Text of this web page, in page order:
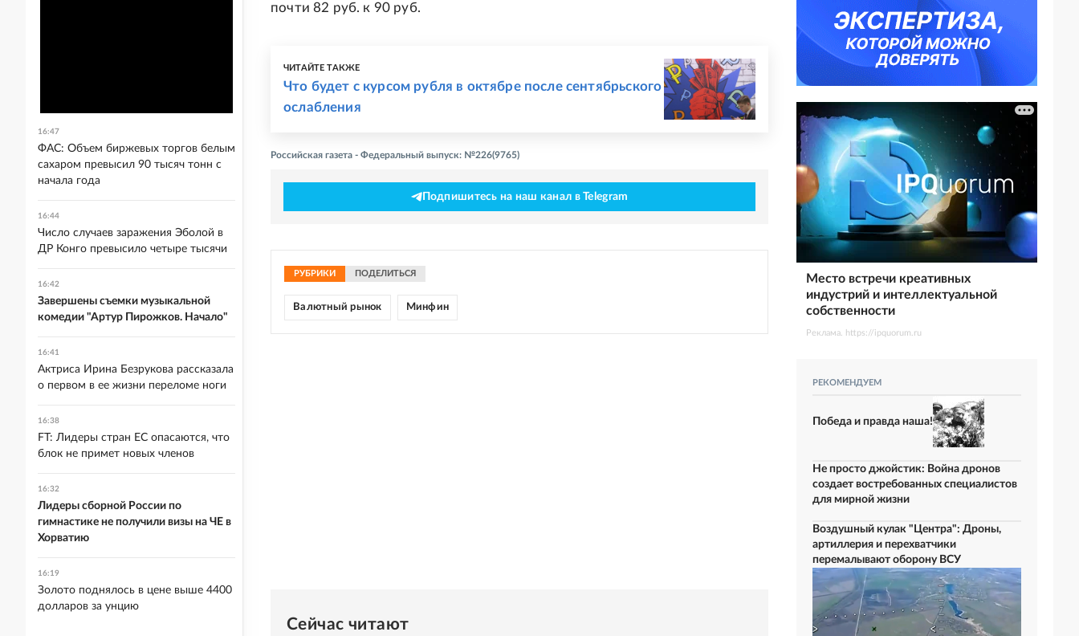
почти 82 руб. к 90 руб.
ЧИТАЙТЕ ТАКЖЕ
Что будет с курсом рубля в октябре после сентябрьского
ослабления
Российская газета - Федеральный выпуск: №226(9765)
Подпишитесь на наш канал в Telegram
РУБРИКИ ПОДЕЛИТЬСЯ
Валютный рынок Минфин
Сейчас читают
Место встречи креативных
индустрий и интеллектуальной
собственности
Реклама. https://ipquorum.ru
РЕКОМЕНДУЕМ
Победа и правда наша!
Не просто джойстик: Война дронов
создает востребованных специалистов
для мирной жизни
Воздушный кулак "Центра": Дроны,
артиллерия и перехватчики
перемалывают оборону ВСУ
16:47
ФАС: Объем биржевых торгов белым
сахаром превысил 90 тысяч тонн с
начала года
16:44
Число случаев заражения Эболой в
ДР Конго превысило четыре тысячи
16:42
Завершены съемки музыкальной
комедии "Артур Пирожков. Начало"
16:41
Актриса Ирина Безрукова рассказала
о первом в ее жизни переломе ноги
16:38
FT: Лидеры стран ЕС опасаются, что
блок не примет новых членов
16:32
Лидеры сборной России по
гимнастике не получили визы на ЧЕ в
Хорватию
16:19
Золото поднялось в цене выше 4400
долларов за унцию